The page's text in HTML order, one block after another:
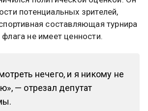
потенциальных зрителей,
составляющая турнира
не имеет ценности.
нечего, и я никому не
— отрезал депутат